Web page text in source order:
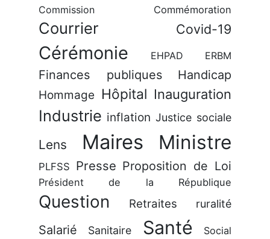
Commission Commémoration
Courrier Covid-19
Cérémonie EHPAD ERBM
Finances publiques Handicap
Hommage Hôpital Inauguration
Industrie inflation Justice sociale
Lens Maires Ministre
PLFSS Presse Proposition de Loi
Président de la République
Question Retraites ruralité
Salarié Sanitaire Santé Social